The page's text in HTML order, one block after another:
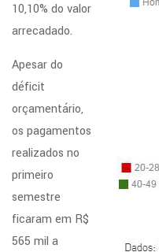
10,10% do valor
arrecadado.
Apesar do
déficit
orçamentário,
os pagamentos
realizados no
primeiro
semestre
ficaram em R$
565 mil a